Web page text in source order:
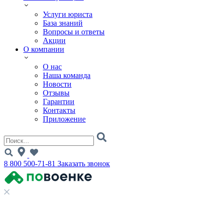
Услуги юриста
База знаний
Вопросы и ответы
Акции
О компании
О нас
Наша команда
Новости
Отзывы
Гарантии
Контакты
Приложение
8 800 500-71-81 Заказать звонок